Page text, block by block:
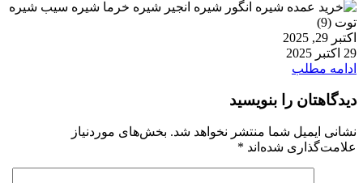
اکتبر 29, 2025
29 اکتبر 2025
ادامه مطلب
دیدگاهتان را بنویسید
نشانی ایمیل شما منتشر نخواهد شد. بخش‌های موردنیاز
علامت‌گذاری شده‌اند *